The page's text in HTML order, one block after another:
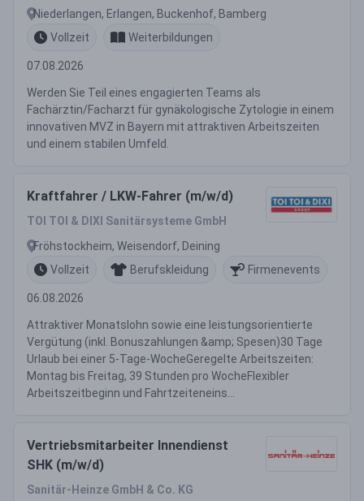
Niederlangen, Erlangen, Buckenhof, Bamberg
Vollzeit
Weiterbildungen
07.08.2026
Werden Sie Teil eines engagierten Teams als
Fachärztin/Facharzt für gynäkologische Zytologie in einem
innovativen MVZ in Bayern mit attraktiven Arbeitszeiten
und einem stabilen Umfeld.
Kraftfahrer / LKW-Fahrer (m/w/d)
TOI TOI & DIXI Sanitärsysteme GmbH
Fröhstockheim, Weisendorf, Deining
Vollzeit
Berufskleidung Firmenevents
06.08.2026
Attraktiver Monatslohn sowie eine leistungsorientierte
Vergütung (inkl. Bonuszahlungen &amp; Spesen)30 Tage
Urlaub bei einer 5-Tage-WocheGeregelte Arbeitszeiten:
Montag bis Freitag, 39 Stunden pro WocheFlexibler
Arbeitszeitbeginn und Fahrtzeiteneins...
Vertriebsmitarbeiter Innendienst
SHK (m/w/d)
Sanitär-Heinze GmbH & Co. KG